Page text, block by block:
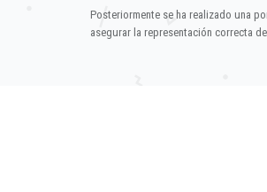
Posteriormente se ha realizado una
asegurar la representación correcta